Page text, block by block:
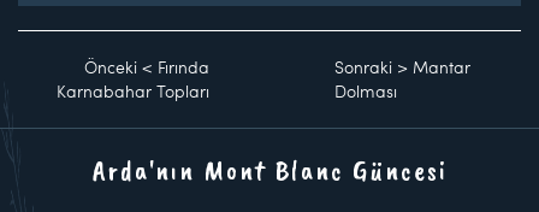
Önceki < Fırında
Karnabahar Topları
Sonraki > Mantar
Dolması
Arda'nın Mont Blanc Güncesi